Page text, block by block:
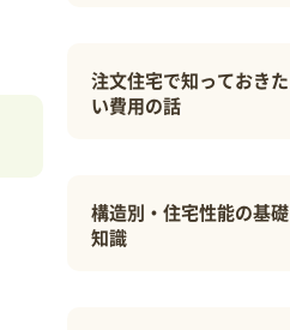
注文住宅で知っておきた
い費用の話
構造別・住宅性能の基礎
知識